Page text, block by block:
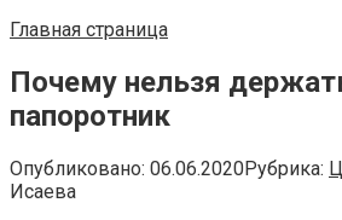
Главная страница
Почему нельзя
папоротник
Опубликовано: 06.06.2020Рубрика:
Исаева